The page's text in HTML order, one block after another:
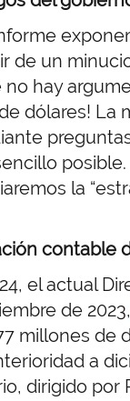
de un
hay
dólares!
la
contable
el actual
de 2023,
millones de
a
dirigido